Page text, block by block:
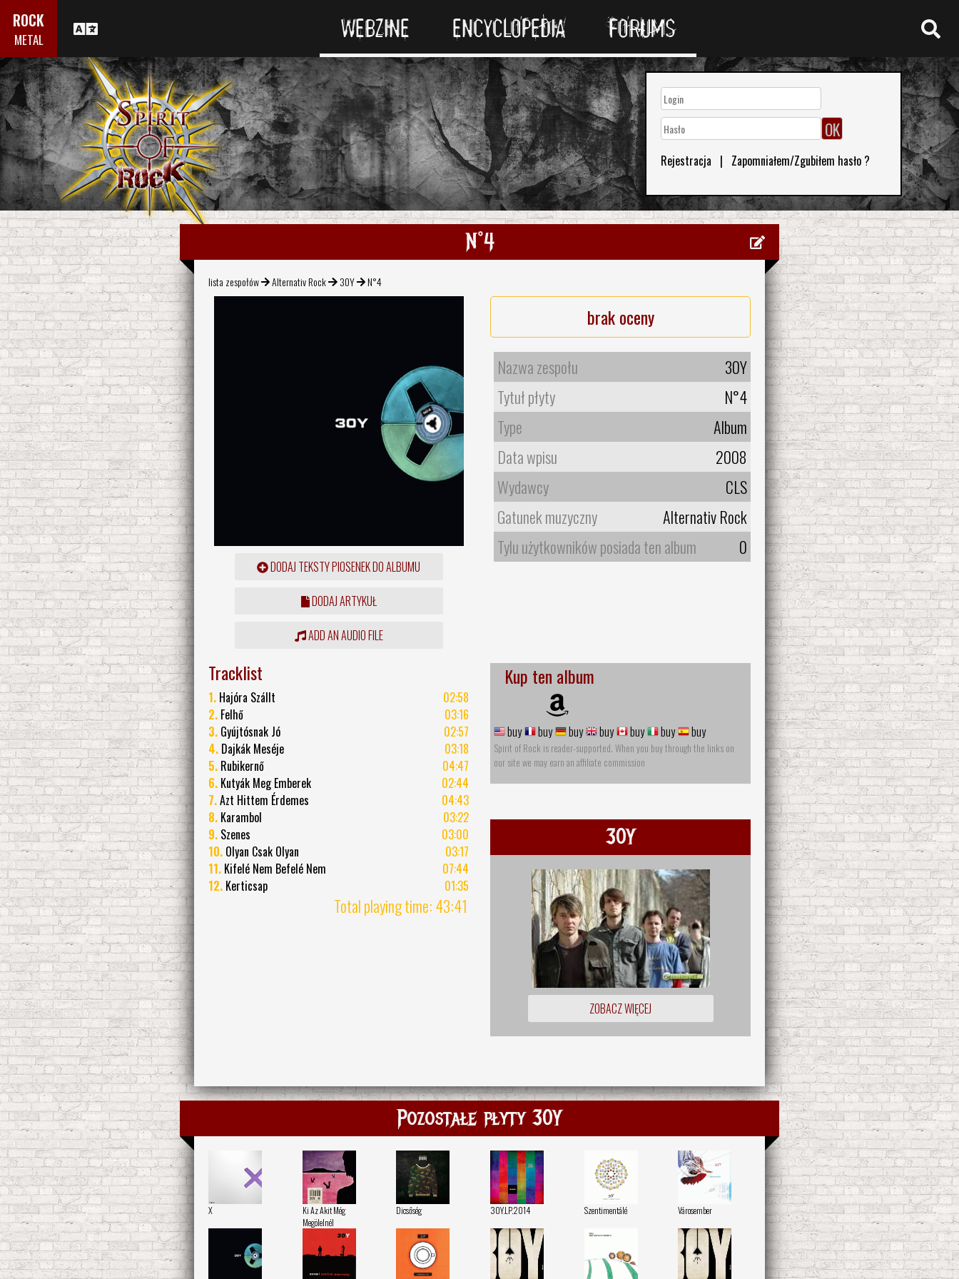
ROCK
METAL WEBZINE ENCYCLOPEDIA FORUMS
Rejestracja | Zapomniałem/Zgubiłem hasło ?
N°4
lista zespołów Alternativ Rock 30Y N°4
DODAJ TEKSTY PIOSENEK DO ALBUMU
DODAJ ARTYKUŁ
ADD AN AUDIO FILE
brak oceny
Nazwa zespołu
30Y
Tytuł płyty
N°4
Type
Album
Data wpisu
2008
Wydawcy
CLS
Gatunek muzyczny
Alternativ Rock
Tylu użytkowników posiada ten album
0
Tracklist
1. Hajóra Szállt
02:58
2. Felhő
03:16
3. Gyújtósnak Jó
02:57
4. Dajkák Meséje
03:18
5. Rubikernő
04:47
6. Kutyák Meg Emberek
02:44
7.Azt Hittem Érdemes
04:43
8. Karambol
03:22
9. Szenes
03:00
10. Olyan Csak Olyan
03:17
11. Kifelé Nem Befelé Nem
07:44
12. Kerticsap 01:35
Total playing time: 43:41
Kup ten album
buy buy buy buy buy buy buy
Spirit of Rock is reader-supported. When you buy through the links on
our site we may earn an affiliate commission
30Y
ZOBACZ WIĘCEJ
Pozostałe płyty 30Y
X
Ki Az Akit Még
Megölelnél
Dicsőség 30Y.LP.2014 Szentimentálé Városember